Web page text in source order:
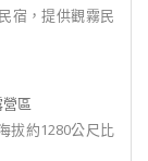
宿，提供觀霧民
區
拔約1280公尺比